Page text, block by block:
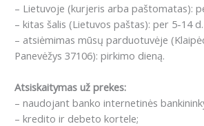
– Lietuvoje (kurjeris arba paštomatas):
– kitas šalis (Lietuvos paštas): per 5-14
– atsiėmimas mūsų parduotuvėje
Panevėžys 37106): pirkimo dieną.
Atsiskaitymas už prekes:
– naudojant banko internetinės
– kredito ir debeto kortele;